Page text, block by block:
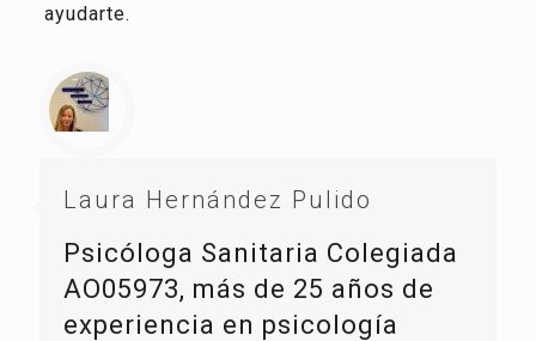
ayudarte.
Laura Hernández Pulido
Psicóloga Sanitaria Colegiada
AO05973, más de 25 años de
experiencia en psicología